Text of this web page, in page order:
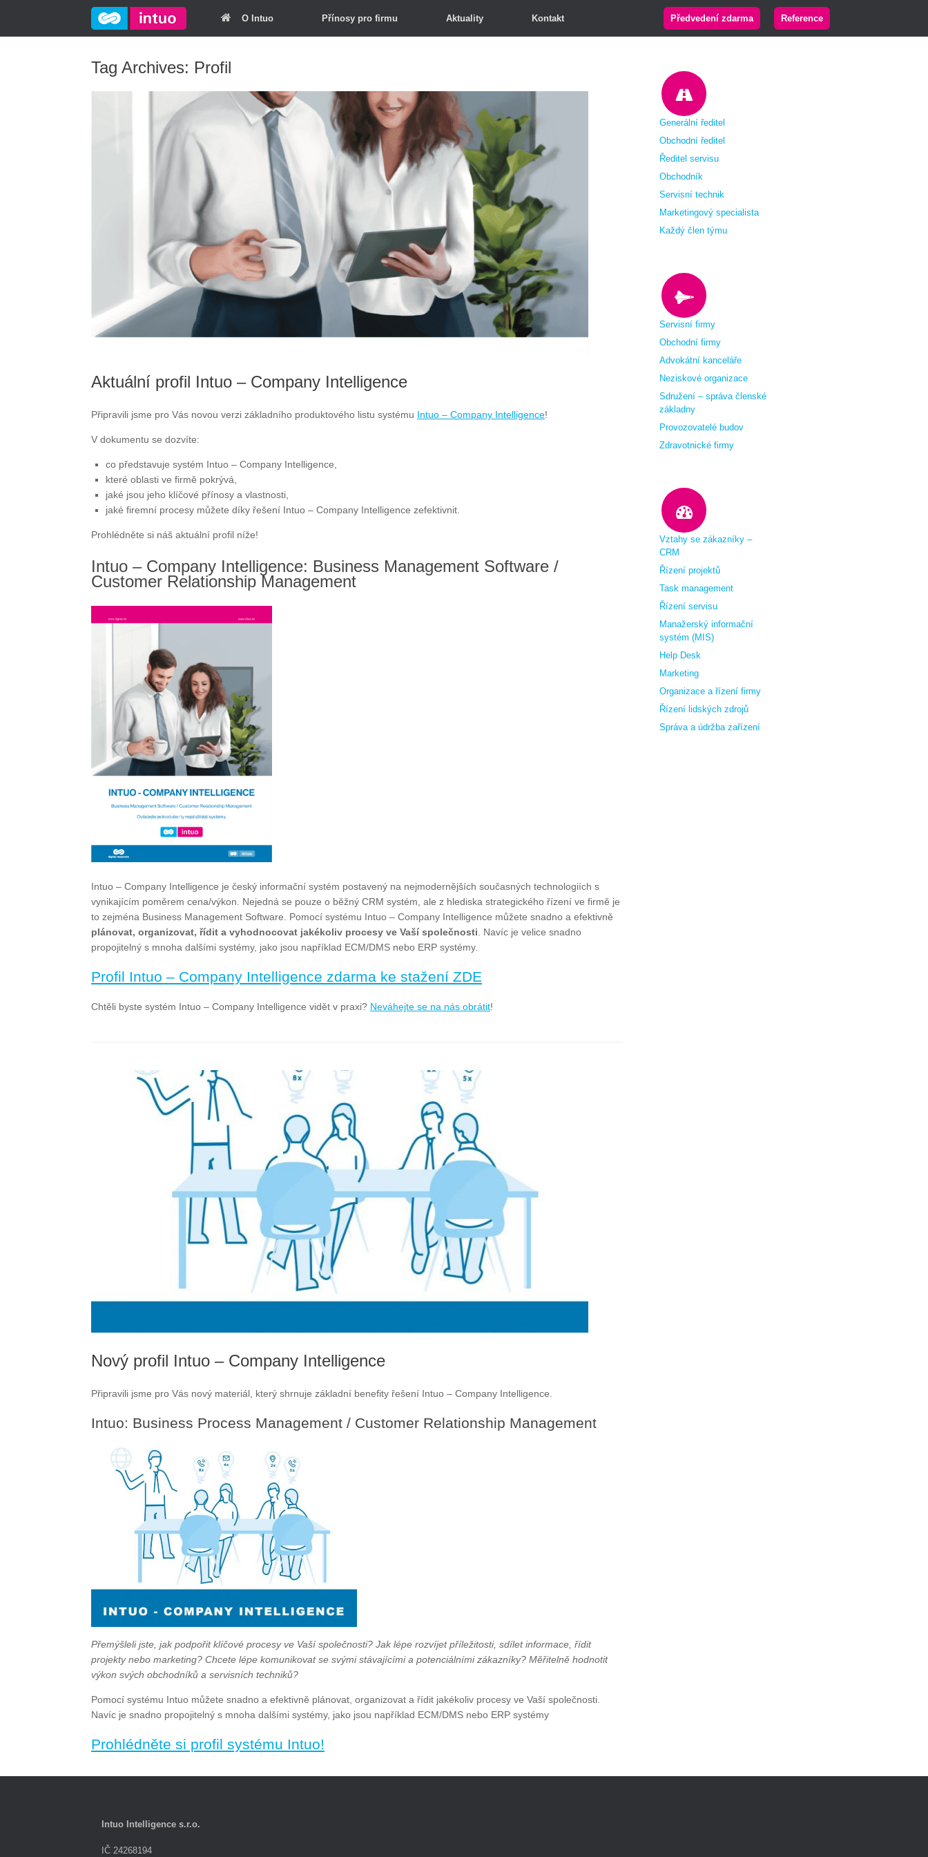
O Intuo Přínosy pro firmu Aktuality Kontakt Reference
Předvedení zdarma
Tag Archives: Profil
Aktuální profil Intuo – Company Intelligence
Připravili jsme pro Vás novou verzi základního produktového listu systému Intuo – Company Intelligence!
V dokumentu se dozvíte:
co představuje systém Intuo – Company Intelligence,
které oblasti ve firmě pokrývá,
jaké jsou jeho klíčové přínosy a vlastnosti,
jaké firemní procesy můžete díky řešení Intuo – Company Intelligence zefektivnit.
Prohlédněte si náš aktuální profil níže!
Intuo – Company Intelligence: Business Management Software /
Customer Relationship Management
Intuo – Company Intelligence je český informační systém postavený na nejmodernějších současných technologiích s
vynikajícím poměrem cena/výkon. Nejedná se pouze o běžný CRM systém, ale z hlediska strategického řízení ve firmě je
to zejména Business Management Software. Pomocí systému Intuo – Company Intelligence můžete snadno a efektivně
plánovat, organizovat, řídit a vyhodnocovat jakékoliv procesy ve Vaší společnosti . Navíc je velice snadno
propojitelný s mnoha dalšími systémy, jako jsou například ECM/DMS nebo ERP systémy.
Profil Intuo – Company Intelligence zdarma ke stažení ZDE
Chtěli byste systém Intuo – Company Intelligence vidět v praxi? Neváhejte se na nás obrátit!
Nový profil Intuo – Company Intelligence
Připravili jsme pro Vás nový materiál, který shrnuje základní benefity řešení Intuo – Company Intelligence.
Intuo: Business Process Management / Customer Relationship Management
Přemýšleli jste, jak podpořit klíčové procesy ve Vaší společnosti? Jak lépe rozvíjet příležitosti, sdílet informace, řídit
projekty nebo marketing? Chcete lépe komunikovat se svými stávajícími a potenciálními zákazníky? Měřitelně hodnotit
výkon svých obchodníků a servisních techniků?
Pomocí systému Intuo můžete snadno a efektivně plánovat, organizovat a řídit jakékoliv procesy ve Vaší společnosti.
Navíc je snadno propojitelný s mnoha dalšími systémy, jako jsou například ECM/DMS nebo ERP systémy
Prohlédněte si profil systému Intuo!
Generální ředitel
Obchodní ředitel
Ředitel servisu
Obchodník
Servisní technik
Marketingový specialista
Každý člen týmu
Servisní firmy
Obchodní firmy
Advokátní kanceláře
Neziskové organizace
Sdružení – správa členské
základny
Provozovatelé budov
Zdravotnické firmy
Vztahy se zákazníky –
CRM
Řízení projektů
Task management
Řízení servisu
Manažerský informační
systém (MIS)
Help Desk
Marketing
Organizace a řízení firmy
Řízení lidských zdrojů
Správa a údržba zařízení
Intuo Intelligence s.r.o.
IČ 24268194